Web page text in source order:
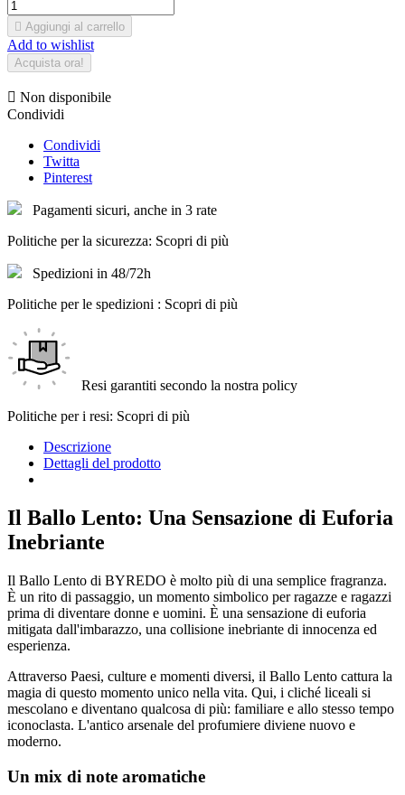
 Aggiungi al carrello
Add to wishlist
Acquista ora!
 Non disponibile
Condividi
Condividi
Twitta
Pinterest
Pagamenti sicuri, anche in 3 rate
Politiche per la sicurezza: Scopri di più
Spedizioni in 48/72h
Politiche per le spedizioni : Scopri di più
Resi garantiti secondo la nostra policy
Politiche per i resi: Scopri di più
Descrizione
Dettagli del prodotto
Il Ballo Lento: Una Sensazione di Euforia
Inebriante
Il Ballo Lento di BYREDO è molto più di una semplice fragranza.
È un rito di passaggio, un momento simbolico per ragazze e ragazzi
prima di diventare donne e uomini. È una sensazione di euforia
mitigata dall'imbarazzo, una collisione inebriante di innocenza ed
esperienza.
Attraverso Paesi, culture e momenti diversi, il Ballo Lento cattura la
magia di questo momento unico nella vita. Qui, i cliché liceali si
mescolano e diventano qualcosa di più: familiare e allo stesso tempo
iconoclasta. L'antico arsenale del profumiere diviene nuovo e
moderno.
Un mix di note aromatiche